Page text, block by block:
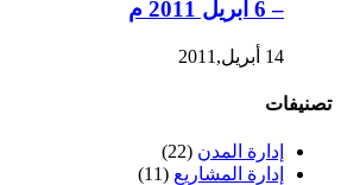
– 6 ابريل 2011 م
14 أبريل,2011
تصنيفات
إدارة المدن (22)
إدارة المشاريع (11)